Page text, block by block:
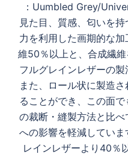
ナ
ビ
ゲ
ー
シ
ョ
ン
：Uumbled Grey/
見た目、質感、匂いを
力を利用した画期的な
維50％以上と、合成繊
フルグレインレザーの製
また、ロール状に製造
ることができ、この面
の裁断・縫製方法と比
への影響を軽減してい
レインレザーより40％